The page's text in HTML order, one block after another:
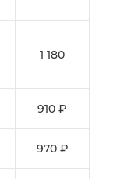
1 180
910 ₽
970 ₽